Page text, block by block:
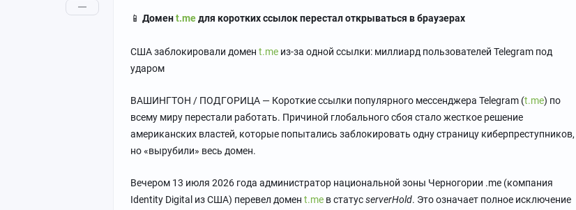
📱 Доменt.meдля коротких ссылок перестал открываться в браузерах
США заблокировали домен t.me из-за одной ссылки: миллиард пользователей Telegram под
ударом
ВАШИНГТОН / ПОДГОРИЦА — Короткие ссылки популярного мессенджера Telegram (t.me) по
всему миру перестали работать. Причиной глобального сбоя стало жесткое решение
американских властей, которые попытались заблокировать одну страницу киберпреступников,
но «вырубили» весь домен.
Вечером 13 июля 2026 года администратор национальной зоны Черногории .me (компания
Identity Digital из США) перевел домен t.me в статусserverHold. Это означает полное исключение